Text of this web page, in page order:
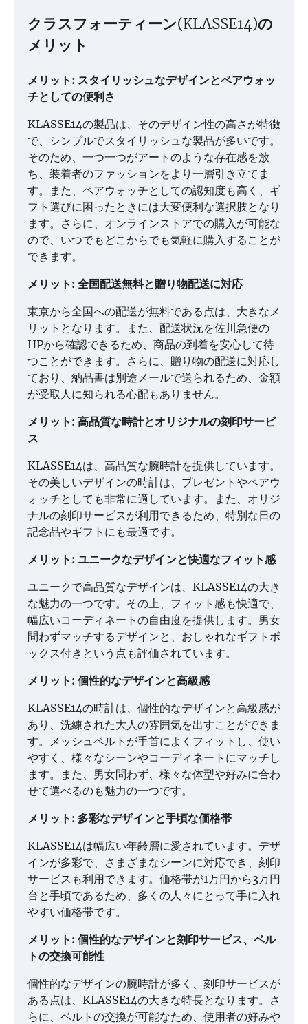
クラスフォーティーン(KLASSE14)の
メリット
メリット: スタイリッシュなデザインとペアウォッ
チとしての便利さ
KLASSE14の製品は、そのデザイン性の高さが特徴
で、シンプルでスタイリッシュな製品が多いです。
そのため、一つ一つがアートのような存在感を放
ち、装着者のファッションをより一層引き立てま
す。また、ペアウォッチとしての認知度も高く、ギ
フト選びに困ったときには大変便利な選択肢となり
ます。さらに、オンラインストアでの購入が可能な
ので、いつでもどこからでも気軽に購入することが
できます。
メリット: 全国配送無料と贈り物配送に対応
東京から全国への配送が無料である点は、大きなメ
リットとなります。また、配送状況を佐川急便の
HPから確認できるため、商品の到着を安心して待
つことができます。さらに、贈り物の配送に対応し
ており、納品書は別途メールで送られるため、金額
が受取人に知られる心配もありません。
メリット: 高品質な時計とオリジナルの刻印サービ
ス
KLASSE14は、高品質な腕時計を提供しています。
その美しいデザインの時計は、プレゼントやペアウ
ォッチとしても非常に適しています。また、オリジ
ナルの刻印サービスが利用できるため、特別な日の
記念品やギフトにも最適です。
メリット: ユニークなデザインと快適なフィット感
ユニークで高品質なデザインは、KLASSE14の大き
な魅力の一つです。その上、フィット感も快適で、
幅広いコーディネートの自由度を提供します。男女
問わずマッチするデザインと、おしゃれなギフトボ
ックス付きという点も評価されています。
メリット: 個性的なデザインと高級感
KLASSE14の時計は、個性的なデザインと高級感が
あり、洗練された大人の雰囲気を出すことができま
す。メッシュベルトが手首によくフィットし、使い
やすく、様々なシーンやコーディネートにマッチし
ます。また、男女問わず、様々な体型や好みに合わ
せて選べるのも魅力の一つです。
メリット: 多彩なデザインと手頃な価格帯
KLASSE14は幅広い年齢層に愛されています。デザ
インが多彩で、さまざまなシーンに対応でき、刻印
サービスも利用できます。価格帯が1万円から3万円
台と手頃であるため、多くの人々にとって手に入れ
やすい価格帯です。
メリット: 個性的なデザインと刻印サービス、ベル
トの交換可能性
個性的なデザインの腕時計が多く、刻印サービスが
ある点は、KLASSE14の大きな特長となります。さ
らに、ベルトの交換が可能なため、使用者の好みや